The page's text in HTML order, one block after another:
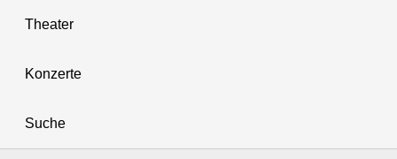
Theater
Konzerte
Suche